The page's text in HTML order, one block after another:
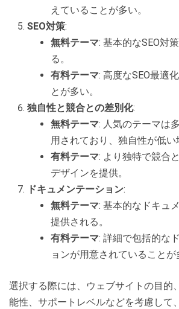
えていることが多い。
SEO対策:
無料テーマ: 基本的なSEO対
る。
有料テーマ: 高度なSEO最適
とが多い。
独自性と競合との差別化:
無料テーマ: 人気のテーマは
用されており、独自性が低い
有料テーマ: より独特で競合
デザインを提供。
ドキュメンテーション:
無料テーマ: 基本的なドキュ
提供される。
有料テーマ: 詳細で包括的な
ョンが用意されていることが
選択する際には、ウェブサイトの目的
能性、サポートレベルなどを考慮して